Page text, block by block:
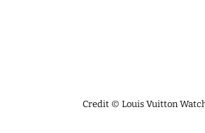
Credit © Louis Vuitton